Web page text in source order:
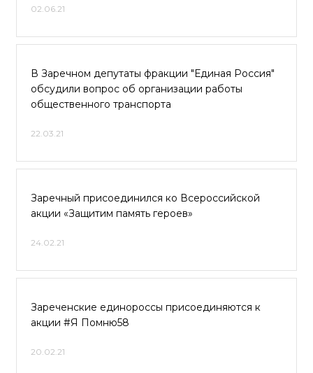
02.06.21
В Заречном депутаты фракции "Единая Россия"
обсудили вопрос об организации работы
общественного транспорта
22.03.21
Заречный присоединился ко Всероссийской
акции «Защитим память героев»
24.02.21
Зареченские единороссы присоединяются к
акции #Я Помню58
20.02.21